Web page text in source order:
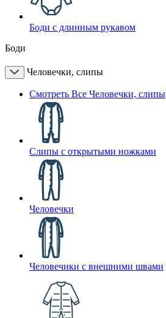
Боди с длинным рукавом
Боди
Человечки, слипы
Смотреть Все Человечки, слипы
Слипы с открытыми ножками
Человечки
Человечики с внешними швами